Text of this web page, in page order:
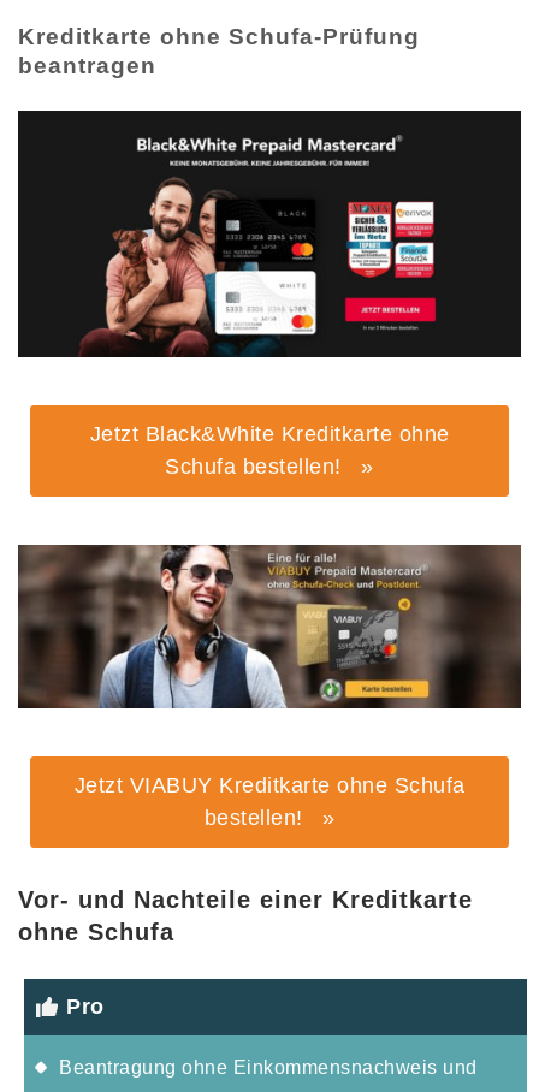
Kreditkarte ohne Schufa-Prüfung
beantragen
Jetzt Black&White Kreditkarte ohne
Schufa bestellen! »
Jetzt VIABUY Kreditkarte ohne Schufa
bestellen! »
Vor- und Nachteile einer Kreditkarte
ohne Schufa
Pro
Beantragung ohne Einkommensnachweis und